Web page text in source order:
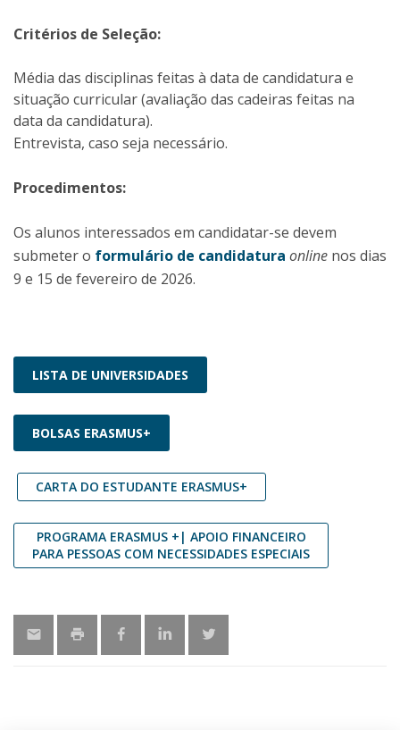
Critérios de Seleção:
​Média das disciplinas feitas à data de candidatura e
situação curricular (avaliação das cadeiras feitas na
data da candidatura).
Entrevista, caso seja necessário.
Procedimentos:
Os alunos interessados em candidatar-se devem
submeter o formulário de candidatura online nos dias
9 e 15 de fevereiro de 2026.
LISTA DE UNIVERSIDADES
BOLSAS ERASMUS+
CARTA DO ESTUDANTE ERASMUS+
PROGRAMA ERASMUS +| APOIO FINANCEIRO
PARA PESSOAS COM NECESSIDADES ESPECIAIS